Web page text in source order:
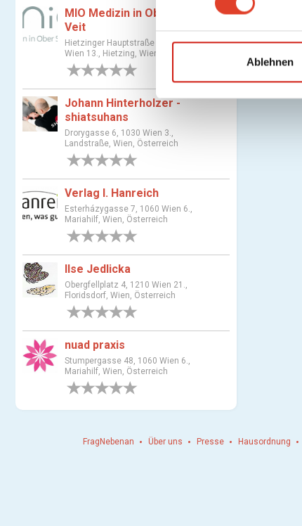
w
g
u
g
a
u
s
l
Ablehnen
MIO Medizin in Ober St.
Veit
Hietzinger Hauptstraße 143, 1130
Wien 13., Hietzing, Wien, Österreich
Johann Hinterholzer -
shiatsuhans
Drorygasse 6, 1030 Wien 3.,
Landstraße, Wien, Österreich
Verlag I. Hanreich
Esterházygasse 7, 1060 Wien 6.,
Mariahilf, Wien, Österreich
Ilse Jedlicka
Obergfellplatz 4, 1210 Wien 21.,
Floridsdorf, Wien, Österreich
nuad praxis
Stumpergasse 48, 1060 Wien 6.,
Mariahilf, Wien, Österreich
FragNebenan Über uns Presse Hausordnung